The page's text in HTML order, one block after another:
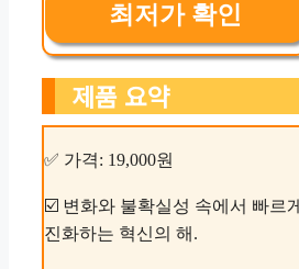
최저가 확인
제품 요약
✅ 가격: 19,000원
☑️ 변화와 불확실성 속에서 빠르게
진화하는 혁신의 해.